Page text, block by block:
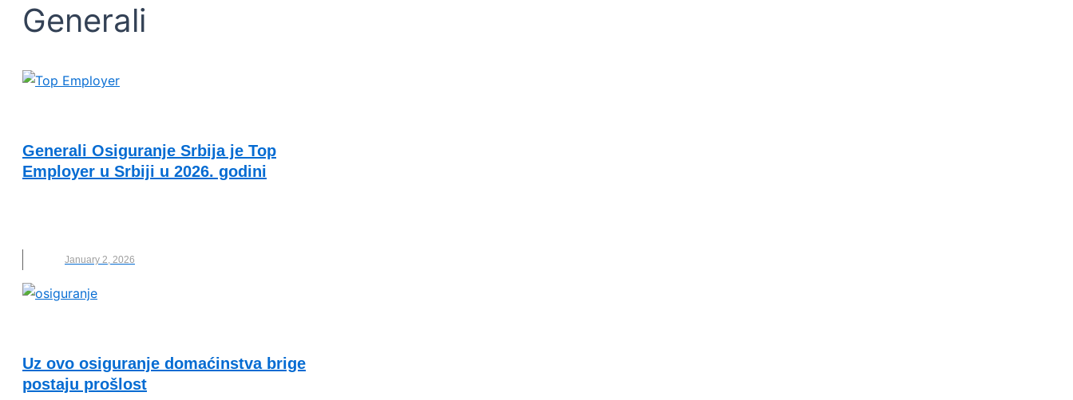
Generali
Generali Osiguranje Srbija je Top
Employer u Srbiji u 2026. godini
January 2, 2026
Uz ovo osiguranje domaćinstva brige
postaju prošlost